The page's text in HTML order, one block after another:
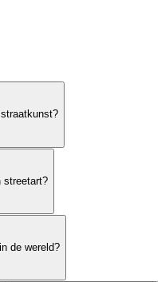
streetart?
de wereld?